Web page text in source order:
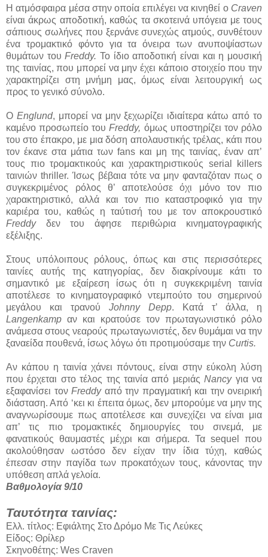
Η ατμόσφαιρα μέσα στην οποία επιλέγει να κινηθεί ο Craven
είναι άκρως αποδοτική, καθώς τα σκοτεινά υπόγεια με τους
σάπιους σωλήνες που ξερνάνε συνεχώς ατμούς, συνθέτουν
ένα τρομακτικό φόντο για τα όνειρα των ανυποψίαστων
θυμάτων τουFreddy. Το ίδιο αποδοτική είναι και η μουσική
της ταινίας, που μπορεί να μην έχει κάποιο στοιχείο που την
χαρακτηρίζει στη μνήμη μας, όμως είναι λειτουργική ως
προς το γενικό σύνολο.
Ο Englund, μπορεί να μην ξεχωρίζει ιδιαίτερα κάτω από το
καμένο προσωπείο τουFreddy, όμως υποστηρίζει τον ρόλο
του στο έπακρο, με μια δόση απολαυστικής τρέλας, κάτι που
τον έκανε στα μάτια των fans και μη της ταινίας, έναν απ’
τους πιο τρομακτικούς και χαρακτηριστικούς serial killers
ταινιών thriller. Ίσως βέβαια τότε να μην φανταζόταν πως ο
συγκεκριμένος ρόλος θ’ αποτελούσε όχι μόνο τον πιο
χαρακτηριστικό, αλλά και τον πιο καταστροφικό για την
καριέρα του, καθώς η ταύτισή του με τον αποκρουστικό
Freddyδεν του άφησε περιθώρια κινηματογραφικής
εξέλιξης.
Στους υπόλοιπους ρόλους, όπως και στις περισσότερες
ταινίες αυτής της κατηγορίας, δεν διακρίνουμε κάτι το
σημαντικό με εξαίρεση ίσως ότι η συγκεκριμένη ταινία
αποτέλεσε το κινηματογραφικό ντεμπούτο του σημερινού
μεγάλου και τρανού Johnny Depp. Κατά τ’ άλλα, η
Langenkamp αν και κρατούσε τον πρωταγωνιστικό ρόλο
ανάμεσα στους νεαρούς πρωταγωνιστές, δεν θυμάμαι να την
ξαναείδα πουθενά, ίσως λόγω ότι προτιμούσαμε την Curtis.
Αν κάπου η ταινία χάνει πόντους, είναι στην εύκολη λύση
που έρχεται στο τέλος της ταινία από μεριάςNancyγια να
εξαφανίσει τονFreddyαπό την πραγματική και την ονειρική
διάσταση. Από ‘κει κι έπειτα όμως, δεν μπορούμε να μην της
αναγνωρίσουμε πως αποτέλεσε και συνεχίζει να είναι μια
απ’ τις πιο τρομακτικές δημιουργίες του σινεμά, με
φανατικούς θαυμαστές μέχρι και σήμερα. Τα sequel που
ακολούθησαν ωστόσο δεν είχαν την ίδια τύχη, καθώς
έπεσαν στην παγίδα των προκατόχων τους, κάνοντας την
υπόθεση απλά γελοία.
Βαθμολογία 9/10
Ταυτότητα ταινίας:
Ελλ. τίτλος: Εφιάλτης Στο Δρόμο Με Τις Λεύκες
Είδος: Θρίλερ
Σκηνοθέτης: Wes Craven